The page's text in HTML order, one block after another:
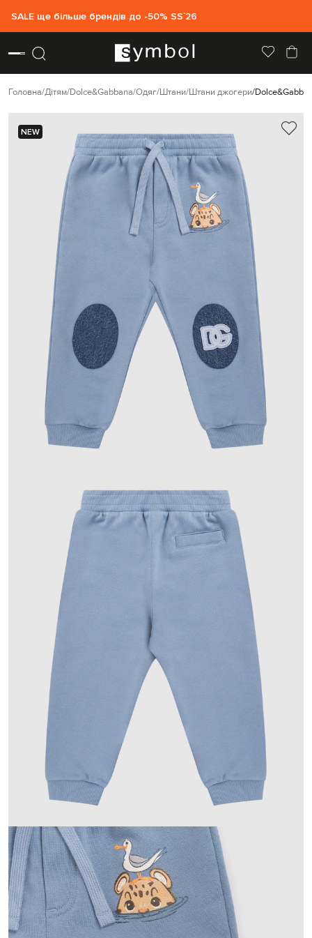
SALE ще більше брендів до -50% SS`26
Головна Дітям Dolce&Gabbana Одяг Штани Штани джогери
NEW